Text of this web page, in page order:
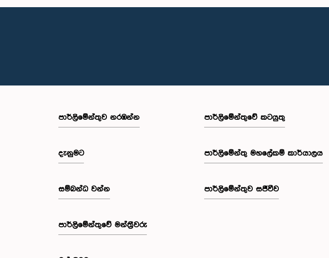
පාර්ලි‌මේන්තුව නරඹන්න
දැනුමට
සම්බන්ධ වන්න
පාර්ලි‌මේන්තුවේ මන්ත්‍රීවරු
පාර්ලිමේන්තුවේ කටයුතු
පාර්ලිමේන්තු මහලේකම් කාර්යාලය
පාර්ලිමේන්තුව සජීවීව